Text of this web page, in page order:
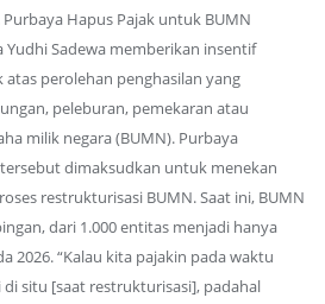
Hapus Pajak untuk BUMN
Sadewa memberikan insentif
perolehan penghasilan yang
peleburan, pemekaran atau
milik negara (BUMN). Purbaya
dimaksudkan untuk menekan
restrukturisasi BUMN. Saat ini, BUMN
dari 1.000 entitas menjadi hanya
2026. “Kalau kita pajakin pada waktu
situ [saat restrukturisasi], padahal